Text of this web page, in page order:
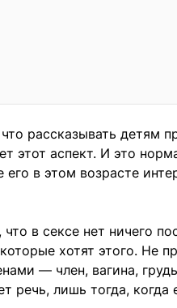
рассказывать детям
этот аспект. И это
его в этом возрасте
в сексе нет ничего
хотят этого. Не
— член, вагина,
речь, лишь тогда,